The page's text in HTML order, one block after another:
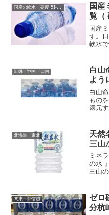
達が
国産の軟水（硬度 51-100mg/L）
国産
覧（
国産
す。
軟水
軟水
した水
近畿・中国・四国
白山
よう
白山
もの
還元
珍し
水地
いま
北海道・東北
天然名
三山
ミネ
の水
三山
製造
ータ
関東・甲信越
ゼロ
分杭